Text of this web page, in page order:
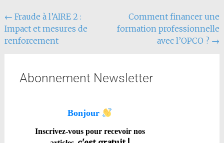
← Fraude à l’AIRE 2 :
Impact et mesures de
renforcement
Comment financer une
formation professionnelle
avec l’OPCO ? →
Abonnement Newsletter
Bonjour
Inscrivez-vous pour recevoir nos